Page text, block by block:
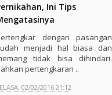
Ini Tips
dengan pasangan
menjadi hal biasa dan
tidak bisa dihindari.
pertengkaran ..
02/02/2016 21:12